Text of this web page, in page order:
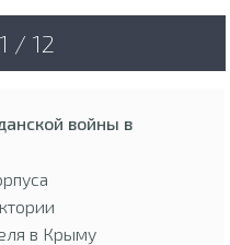
/ 12
войны в
в Крыму